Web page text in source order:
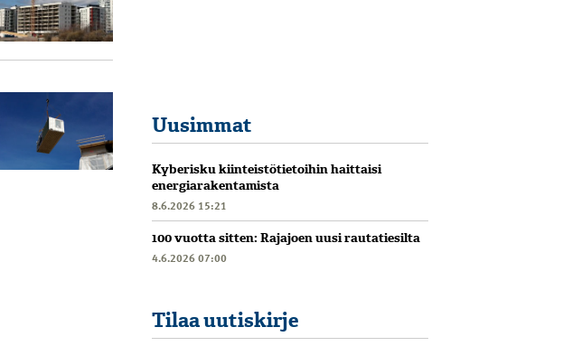
Uusimmat
Kyberisku kiinteistötietoihin haittaisi
energiarakentamista
8.6.2026 15:21
100 vuotta sitten: Rajajoen uusi rautatiesilta
4.6.2026 07:00
Tilaa uutiskirje